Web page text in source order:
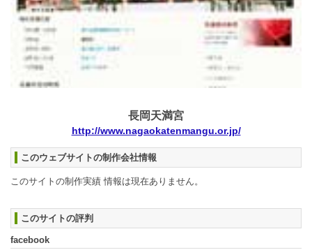
長岡天満宮
http://www.nagaokatenmangu.or.jp/
このウェブサイトの制作会社情報
このサイトの制作実績 情報は現在ありません。
このサイトの評判
facebook